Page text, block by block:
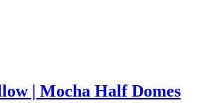
| Mocha Half Domes